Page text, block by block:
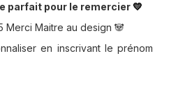
parfait pour le remercier💛
Merci Maitre au design 🐼
en inscrivant le prénom